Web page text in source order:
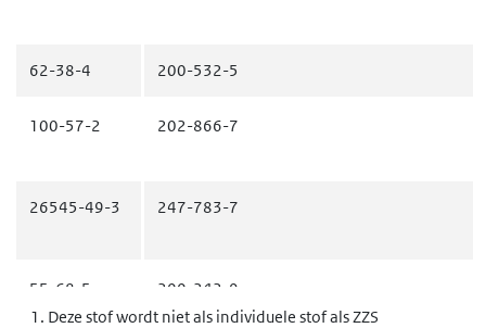
62-38-4 200-532-5
100-57-2 202-866-7
26545-49-3 247-783-7
55-68-5 200-242-9
Deze stof wordt niet als individuele stof als ZZS